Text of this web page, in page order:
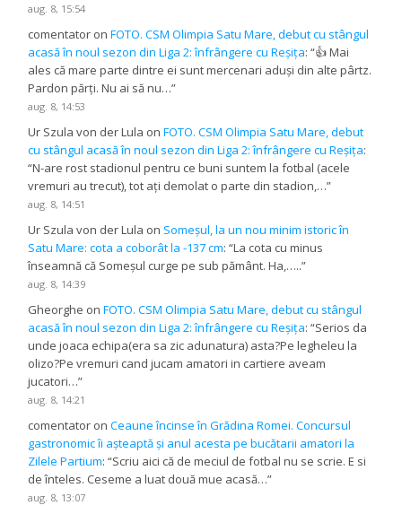
aug. 8, 15:54
comentator onFOTO. CSM Olimpia Satu Mare, debut cu stângul
acasă în noul sezon din Liga 2: înfrângere cu Reșița: “👍 Mai
ales că mare parte dintre ei sunt mercenari aduși din alte pârtz.
Pardon părți. Nu ai să nu…”
aug. 8, 14:53
Ur Szula von der Lula onFOTO. CSM Olimpia Satu Mare, debut
cu stângul acasă în noul sezon din Liga 2: înfrângere cu Reșița:
“N-are rost stadionul pentru ce buni suntem la fotbal (acele
vremuri au trecut), tot ați demolat o parte din stadion,…”
aug. 8, 14:51
Ur Szula von der Lula on Someșul, la un nou minim istoric în
Satu Mare: cota a coborât la -137 cm: “La cota cu minus
înseamnă că Someșul curge pe sub pământ. Ha,…..”
aug. 8, 14:39
Gheorghe onFOTO. CSM Olimpia Satu Mare, debut cu stângul
acasă în noul sezon din Liga 2: înfrângere cu Reșița: “Serios da
unde joaca echipa(era sa zic adunatura) asta?Pe legheleu la
olizo?Pe vremuri cand jucam amatori in cartiere aveam
jucatori…”
aug. 8, 14:21
comentator onCeaune încinse în Grădina Romei. Concursul
gastronomic îi așteaptă și anul acesta pe bucătarii amatori la
Zilele Partium: “Scriu aici că de meciul de fotbal nu se scrie. E si
de înteles. Ceseme a luat două mue acasă…”
aug. 8, 13:07